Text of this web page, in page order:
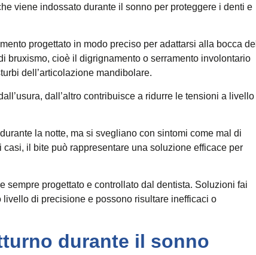
viene indossato durante il sonno per proteggere i denti e
progettato in modo preciso per adattarsi alla bocca del
bruxismo, cioè il digrignamento o serramento involontario
dell’articolazione mandibolare.
dall’altro contribuisce a ridurre le tensioni a livello
la notte, ma si svegliano con sintomi come mal di
il bite può rappresentare una soluzione efficace per
progettato e controllato dal dentista. Soluzioni fai
di precisione e possono risultare inefficaci o
durante il sonno